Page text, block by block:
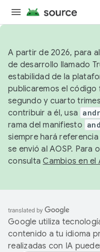
A partir de 2026, para
de desarrollo llamado
estabilidad de la
publicaremos el código
segundo y cuarto
contribuir a él, usa
rama del manifiesto
siempre hará
se envió al AOSP. Para
consultaCambios en el
Google utiliza
contenido a tu idioma
realizadas con IA